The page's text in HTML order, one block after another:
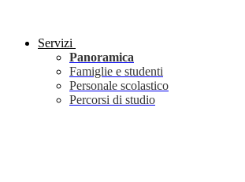
Servizi
Panoramica
Famiglie e studenti
Personale scolastico
Percorsi di studio